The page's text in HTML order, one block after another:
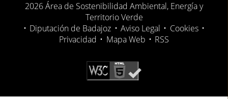
2026 Área de Sostenibilidad Ambiental, Energía y
Territorio Verde
• Diputación de Badajoz • Aviso Legal • Cookies •
Privacidad • Mapa Web • RSS